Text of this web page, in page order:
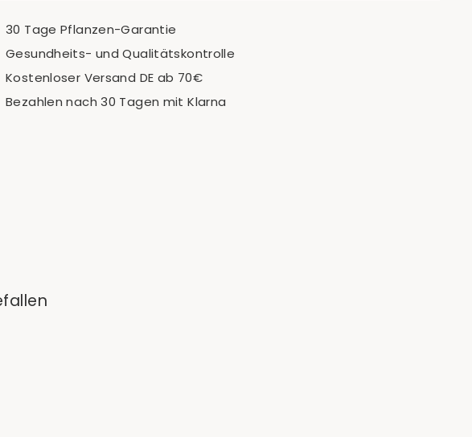
30 Tage Pflanzen-Garantie
Gesundheits- und Qualitätskontrolle
Kostenloser Versand DE ab 70€
Bezahlen nach 30 Tagen mit Klarna